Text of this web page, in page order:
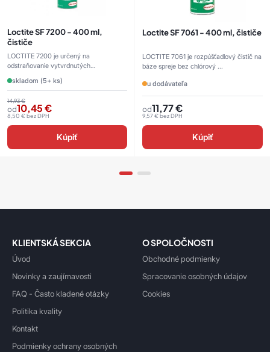
Loctite SF 7200 - 400 ml,
čističe
LOCTITE 7200 je určený na
odstraňovanie vytvrdnutých
skladom (5+ ks)
14,93€
od10,45€
8,50 €bez DPH
Kúpiť
Loctite SF 7061 - 400 ml, čističe
LOCTITE 7061 je rozpúšťadlový čistič na
báze spreje bez chlórový ...
u dodávateľa
od11,77€
9,57€ bez DPH
Kúpiť
KLIENTSKÁ SEKCIA
Úvod
Novinky a zaujímavosti
FAQ - Často kladené otázky
Politika kvality
Kontakt
Podmienky ochrany osobných
O SPOLOČNOSTI
Obchodné podmienky
Spracovanie osobných údajov
Cookies